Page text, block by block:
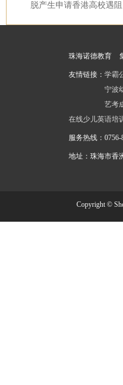
脱产生申请香港高校遇
珠海诺德教育
友情链接： 学霸
宁波
艺考
在线少儿英语培训
服务热线： 0756-
地址：珠海市香
Copyright ©